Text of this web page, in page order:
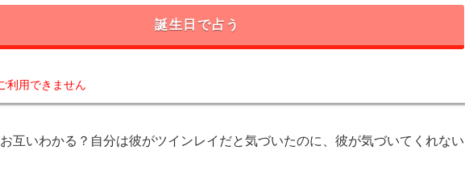
誕生日で占う
利用できません
互いわかる？自分は彼がツインレイだと気づいたのに、彼が気づいてくれない